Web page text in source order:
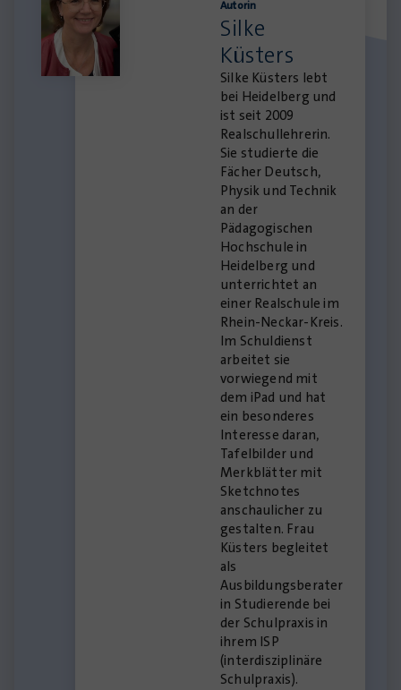
Autorin
Silke
Küsters
Silke Küsters lebt
bei Heidelberg und
ist seit 2009
Realschullehrerin.
Sie studierte die
Fächer Deutsch,
Physik und Technik
an der
Pädagogischen
Hochschule in
Heidelberg und
unterrichtet an
einer Realschule im
Rhein-Neckar-Kreis.
Im Schuldienst
arbeitet sie
vorwiegend mit
dem iPad und hat
ein besonderes
Interesse daran,
Tafelbilder und
Merkblätter mit
Sketchnotes
anschaulicher zu
gestalten. Frau
Küsters begleitet
als
Ausbildungsberater
in Studierende bei
der Schulpraxis in
ihrem ISP
(interdisziplinäre
Schulpraxis).